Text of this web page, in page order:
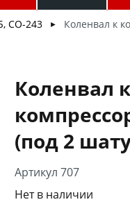
СО-243 ► Коленвал к
Коленвал к
(под 2
Артикул 707
Нет в наличии